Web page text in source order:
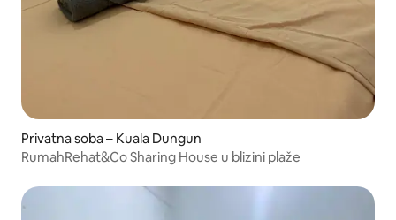
Privatna soba – Kuala Dungun
RumahRehat&Co Sharing House u blizini plaže